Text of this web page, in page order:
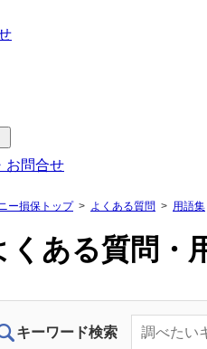
お問合せ
ー損保トップ よくある質問 用語集
くある質問・
キーワード検索